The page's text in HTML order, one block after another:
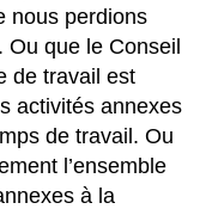
nous perdions
Ou que le Conseil
de travail est
activités annexes
de travail. Ou
l’ensemble
à la